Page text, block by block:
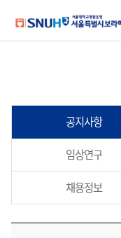
공지사항
임상연구
채용정보